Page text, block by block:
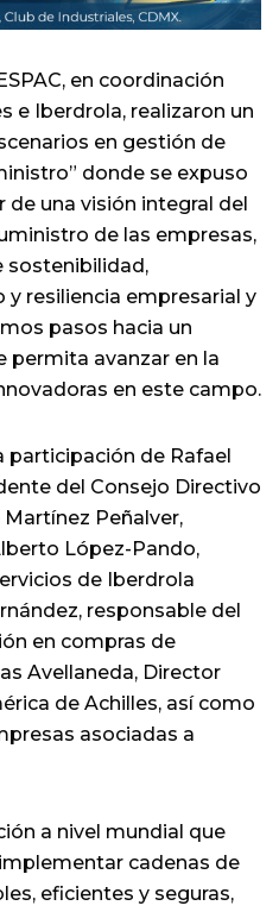
en coordinación
e Iberdrola, realizaron un
en gestión de
donde se expuso
de una visión integral del
de las empresas,
sostenibilidad,
resiliencia empresarial y
pasos hacia un
avanzar en la
en este campo.
participación de Rafael
del Consejo Directivo
Martínez Peñalver,
López-Pando,
de Iberdrola
responsable del
en compras de
Avellaneda, Director
de Achilles, así como
asociadas a
a nivel mundial que
cadenas de
eficientes y seguras,